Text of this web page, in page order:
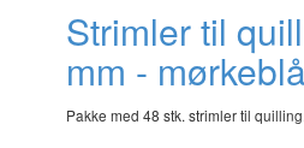
Strimler til
mm - mørkeblå
Pakke med 48 stk. strimler til quilling.